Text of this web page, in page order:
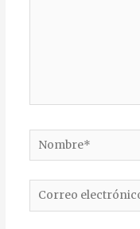
Nombre*
Correo
electrónico*